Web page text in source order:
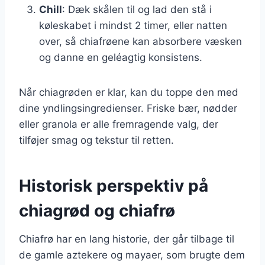
Chill: Dæk skålen til og lad den stå i
køleskabet i mindst 2 timer, eller natten
over, så chiafrøene kan absorbere væsken
og danne en geléagtig konsistens.
Når chiagrøden er klar, kan du toppe den med
dine yndlingsingredienser. Friske bær, nødder
eller granola er alle fremragende valg, der
tilføjer smag og tekstur til retten.
Historisk perspektiv på
chiagrød og chiafrø
Chiafrø har en lang historie, der går tilbage til
de gamle aztekere og mayaer, som brugte dem